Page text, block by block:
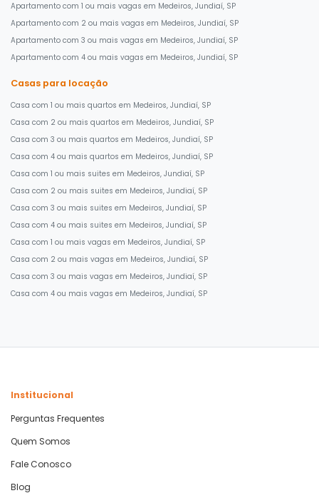
Apartamento com 1 ou mais vagas em Medeiros, Jundiaí, SP
Apartamento com 2 ou mais vagas em Medeiros, Jundiaí, SP
Apartamento com 3 ou mais vagas em Medeiros, Jundiaí, SP
Apartamento com 4 ou mais vagas em Medeiros, Jundiaí, SP
Casas para locação
Casa com 1 ou mais quartos em Medeiros, Jundiaí, SP
Casa com 2 ou mais quartos em Medeiros, Jundiaí, SP
Casa com 3 ou mais quartos em Medeiros, Jundiaí, SP
Casa com 4 ou mais quartos em Medeiros, Jundiaí, SP
Casa com 1 ou mais suites em Medeiros, Jundiaí, SP
Casa com 2 ou mais suites em Medeiros, Jundiaí, SP
Casa com 3 ou mais suites em Medeiros, Jundiaí, SP
Casa com 4 ou mais suites em Medeiros, Jundiaí, SP
Casa com 1 ou mais vagas em Medeiros, Jundiaí, SP
Casa com 2 ou mais vagas em Medeiros, Jundiaí, SP
Casa com 3 ou mais vagas em Medeiros, Jundiaí, SP
Casa com 4 ou mais vagas em Medeiros, Jundiaí, SP
Institucional
Perguntas Frequentes
Quem Somos
Fale Conosco
Blog